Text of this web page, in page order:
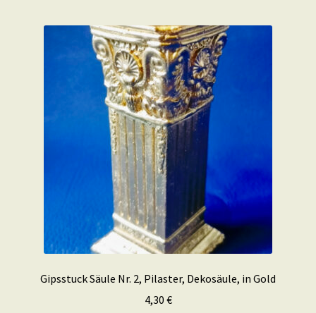
Gipsstuck Säule Nr. 2, Pilaster, Dekosäule, in Gold
4,30 €